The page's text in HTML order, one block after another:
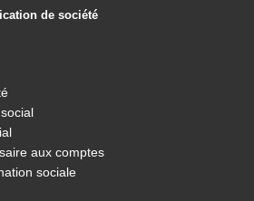
de société
aux comptes
sociale